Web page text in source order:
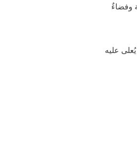
وفضاءٌ
عليه